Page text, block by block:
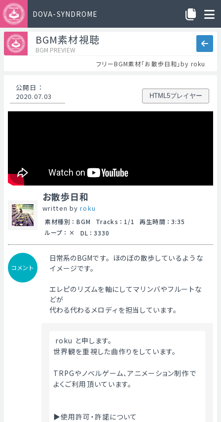
DOVA-SYNDROME
BGM素材視聴
BGM PREVIEW
フリーBGM素材「お散歩日和」by roku
公開日 ：
2020.07.03
HTML5プレイヤー
お散歩日和
written byroku
素材種別 ： BGM Tracks ： 1/1 再生時間 ： 3:35
ループ ： DL ： 3330
コメント
日常系のBGMです。ほのぼの散歩しているような
イメージです。
エレピのリズムを軸にしてマリンバやフルートな
どが
代わる代わるメロディを担当しています。
roku と申します。
世界観を重視した曲作りをしています。
TRPGやノベルゲーム、アニメーション制作で
よくご利用頂いています。
▶使用許可・許諾について